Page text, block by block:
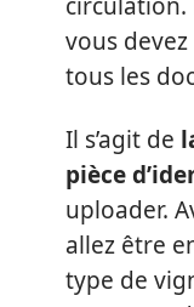
vous
tous les
Il s’agit de
pièce
uploader.
allez être
type de